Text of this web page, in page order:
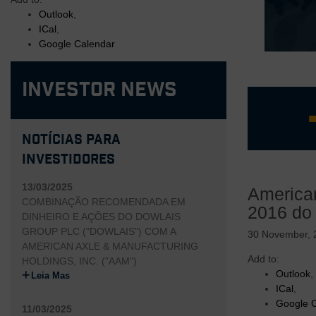
Outlook
ICal
Google Calendar
Investor News
Notícias para
Investidores
13/03/2025
COMBINAÇÃO RECOMENDADA EM
DINHEIRO E AÇÕES DO DOWLAIS
GROUP PLC ("DOWLAIS") COM A
AMERICAN AXLE & MANUFACTURING
HOLDINGS, INC. ("AAM")
Leia Mas
11/03/2025
clientes
2016
30 November,
Add to:
Outlook
ICal
Google